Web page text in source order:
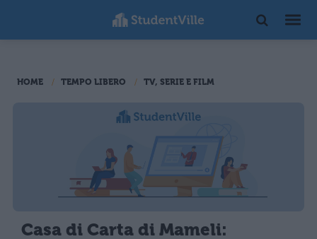
HOME TEMPO LIBERO TV, SERIE E FILM
Casa di Carta di Mameli: